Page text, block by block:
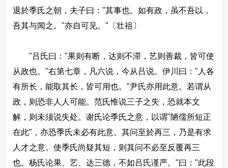
退於季氏之朝，夫子曰："其事也。如有政，虽不吾以，
吾其与闻之。"亦自可见。"〔壮祖〕
"吕氏曰："果则有断，达则不滞，艺则善裁，皆可使
从政也。"右第七章，凡六说，今从吕说。伊川曰："人各
有所长，能取其长，皆可用也。"尹氏亦用此意。若谓从
政，则恐非人人可能。范氏惟说三子之失，恐就本文
解，则未须说失处。谢氏论季氏之意，以谓"陋儒所短正
在此"，亦恐季氏未必有此意。其问至於再三，乃是有求
人才之意。使季氏尚疑其短，则其问不必至反覆再三
也。杨氏论果、艺、达三德，不如吕氏谨严。"曰："此段